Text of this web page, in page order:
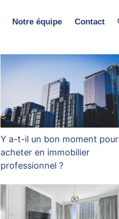
Notre équipe Contact
Y a-t-il un bon moment pour
acheter en immobilier
professionnel ?